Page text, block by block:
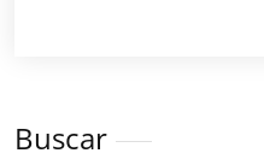
Buscar